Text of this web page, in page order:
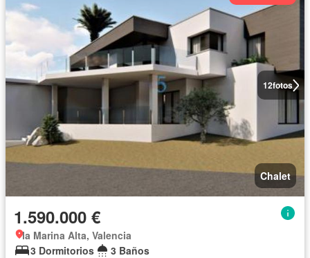
12fotos
Chalet
1.590.000 €
la Marina Alta, Valencia
3 Dormitorios
3 Baños